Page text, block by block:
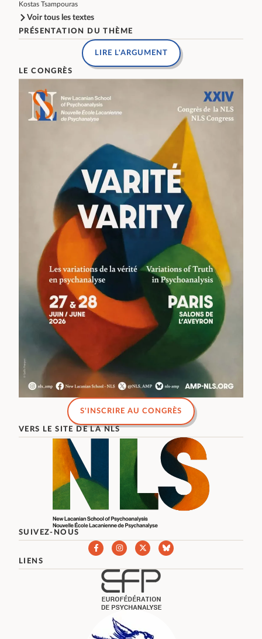
Kostas Tsampouras
Voir tous les textes
PRÉSENTATION DU THÈME
LIRE L'ARGUMENT
LE CONGRÈS
S'INSCRIRE AU CONGRÈS
VERS LE SITE DE LA NLS
SUIVEZ-NOUS
LIENS